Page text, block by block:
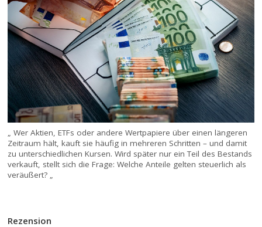
„ Wer Aktien, ETFs oder andere Wertpapiere über einen längeren
Zeitraum hält, kauft sie häufig in mehreren Schritten – und damit
zu unterschiedlichen Kursen. Wird später nur ein Teil des Bestands
verkauft, stellt sich die Frage: Welche Anteile gelten steuerlich als
veräußert? „
Rezension